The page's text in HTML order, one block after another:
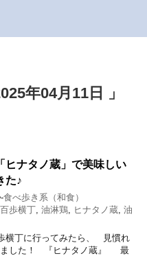
年04月11日 」
ヒナタノ蔵」で美味しい
た♪
-食べ歩き系（和食）
歩横丁 油淋鶏 ヒナタノ蔵 油
横丁に行ってみたら、 見慣れ
ました！ 『ヒナタノ蔵』 最